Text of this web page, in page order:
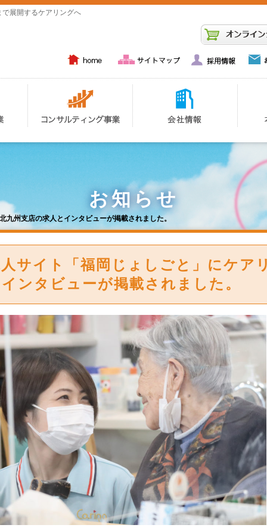
展開するケアリングへ
お知らせ
州支店の求人とインタビューが掲載されました。
サイト「福岡じょしごと」にケア
ンタビューが掲載されました。